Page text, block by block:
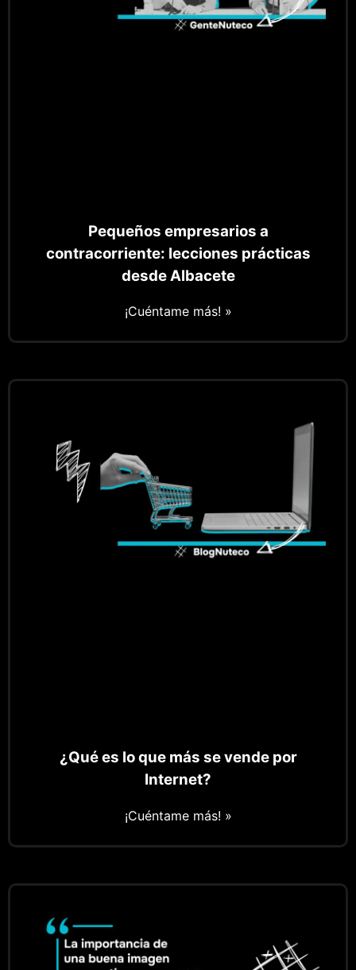
Pequeños empresarios a
contracorriente: lecciones prácticas
desde Albacete
¡Cuéntame más! »
¿Qué es lo que más se vende por
Internet?
¡Cuéntame más! »